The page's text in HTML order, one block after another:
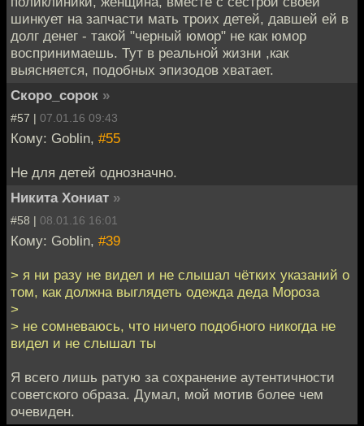
шинкует на запчасти мать троих детей, давшей ей в
долг денег - такой "черный юмор" не как юмор
воспринимаешь. Тут в реальной жизни ,как
выясняется, подобных эпизодов хватает.
Скоро_сорок »
#57 | 07.01.16 09:43
Кому: Goblin, #55
Не для детей однозначно.
Никита Хониат »
#58 | 08.01.16 16:01
Кому: Goblin, #39
> я ни разу не видел и не слышал чётких указаний о
том, как должна выглядеть одежда деда Мороза
>
> не сомневаюсь, что ничего подобного никогда не
видел и не слышал ты
Я всего лишь ратую за сохранение аутентичности
советского образа. Думал, мой мотив более чем
очевиден.